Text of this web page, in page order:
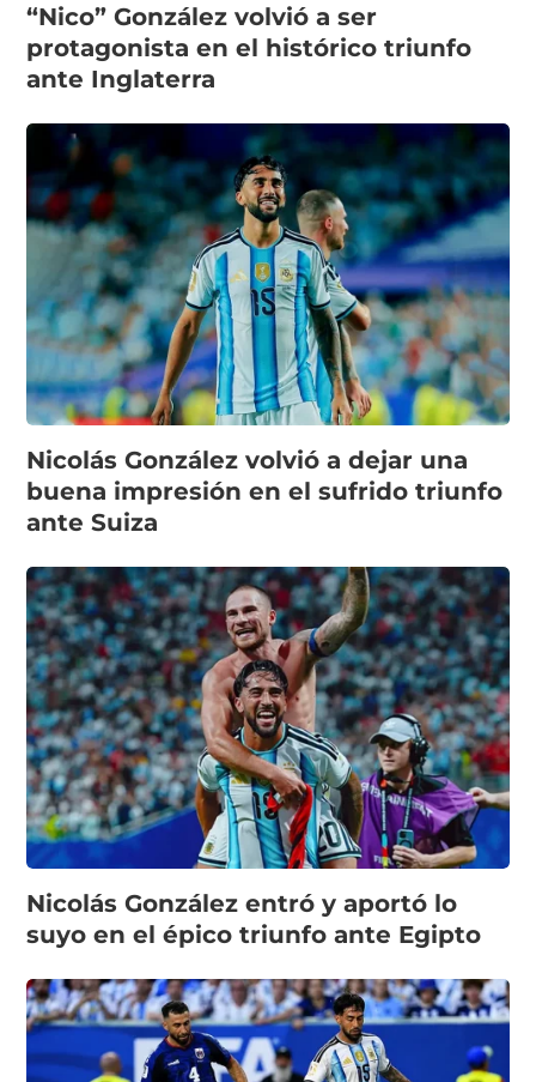
“Nico” González volvió a ser
protagonista en el histórico triunfo
ante Inglaterra
Nicolás González volvió a dejar una
buena impresión en el sufrido triunfo
ante Suiza
Nicolás González entró y aportó lo
suyo en el épico triunfo ante Egipto